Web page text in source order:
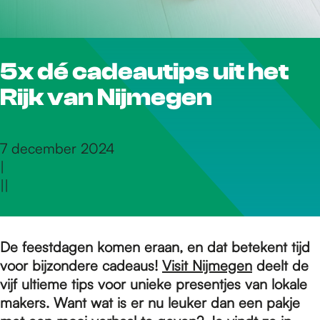
r
d
e
o
m
5x dé cadeautips uit het
Rijk van Nijmegen
7 december 2024
|
||
De feestdagen komen eraan, en dat betekent tijd
voor bijzondere cadeaus! Visit Nijmegen deelt de
vijf ultieme tips voor unieke presentjes van lokale
makers. Want wat is er nu leuker dan een pakje